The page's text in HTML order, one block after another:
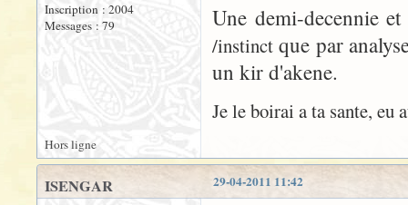
Inscription : 2004
Messages : 79
Une demi-decennie
/instinct que par
un kir d'akene.
Je le boirai a ta sante, eu
Hors ligne
29-04-2011 11:42
ISENGAR